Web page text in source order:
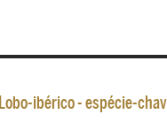
ibérico - espécie-